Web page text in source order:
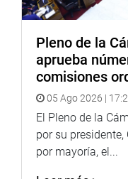
Pleno de la
aprueba
comisiones
05 Ago 2026 |
El Pleno de la
por su presidente,
por mayoría, el...